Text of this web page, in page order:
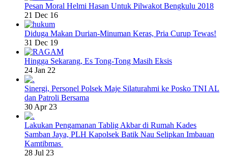
Pesan Moral Helmi Hasan Untuk Pilwakot Bengkulu 2018
21 Dec 16
Diduga Makan Durian-Minuman Keras, Pria Curup Tewas!
31 Dec 19
Hingga Sekarang, Es Tong-Tong Masih Eksis
24 Jan 22
Sinergi, Personel Polsek Maje Silaturahmi ke Posko TNI AL
dan Patroli Bersama
30 Apr 23
Lakukan Pengamanan Tablig Akbar di Rumah Kades
Samban Jaya, PLH Kapolsek Batik Nau Selipkan Imbauan
Kamtibmas
28 Jul 23